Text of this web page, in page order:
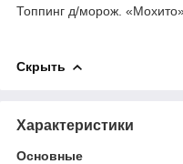
Топпинг д/морож.
Скрыть
Характеристики
Основные